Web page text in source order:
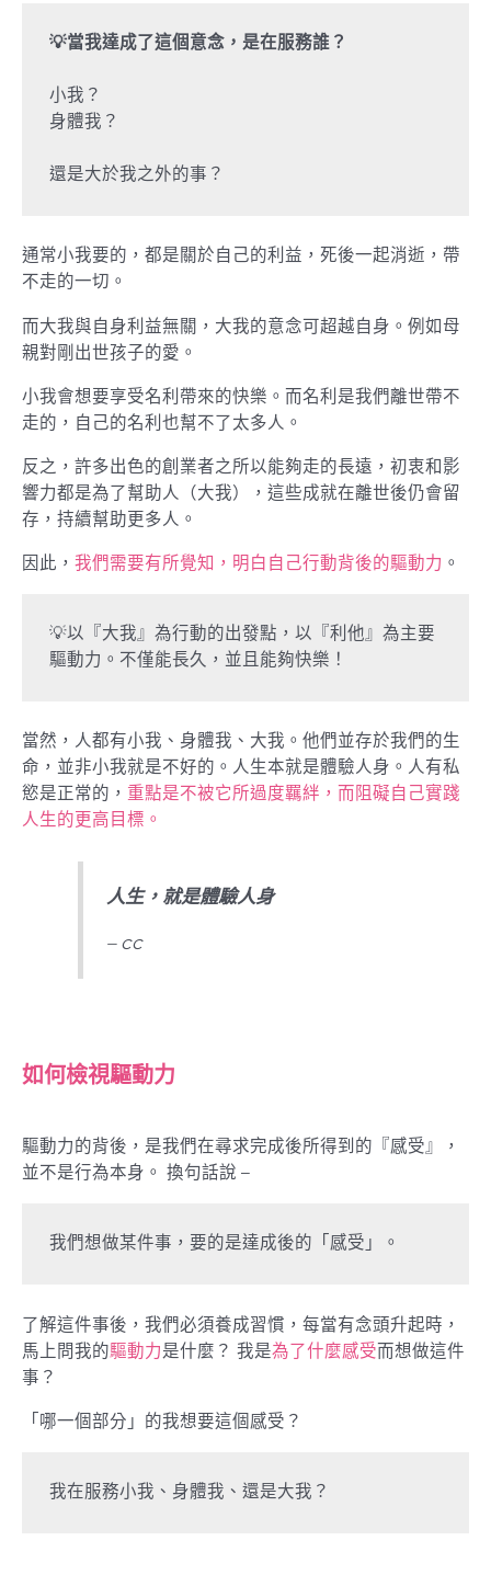
💡當我達成了這個意念，是在服務誰？
小我？
身體我？
通常小我要的，都是關於自己的利益，死後一起消逝，帶
不走的一切。
而大我與自身利益無關，大我的意念可超越自身。例如母
親對剛出世孩子的愛。
小我會想要享受名利帶來的快樂。而名利是我們離世帶不
走的，自己的名利也幫不了太多人。
反之，許多出色的創業者之所以能夠走的長遠，初衷和影
響力都是為了幫助人（大我），這些成就在離世後仍會留
存，持續幫助更多人。
因此， 我們需要有所覺知，明白自己行動背後的驅動力 。
💡以『大我』為行動的出發點，以『利他』為主要
驅動力。不僅能長久，並且能夠快樂！
當然，人都有小我、身體我、大我。他們並存於我們的生
命，並非小我就是不好的。人生本就是體驗人身。人有私
慾是正常的， 重點是不被它所過度羈絆，而阻礙自己實踐
人生的更高目標。
人生，就是體驗人身
– cc
如何檢視驅動力
驅動力的背後，是我們在尋求完成後所得到的『感受』，
並不是行為本身。 換句話說 –
我們想做某件事，要的是達成後的「感受」。
了解這件事後，我們必須養成習慣，每當有念頭升起時，
馬上問我的驅動力是什麼？ 我是為了什麼感受而想做這件
事？
「哪一個部分」的我想要這個感受？
我在服務小我、身體我、還是大我？